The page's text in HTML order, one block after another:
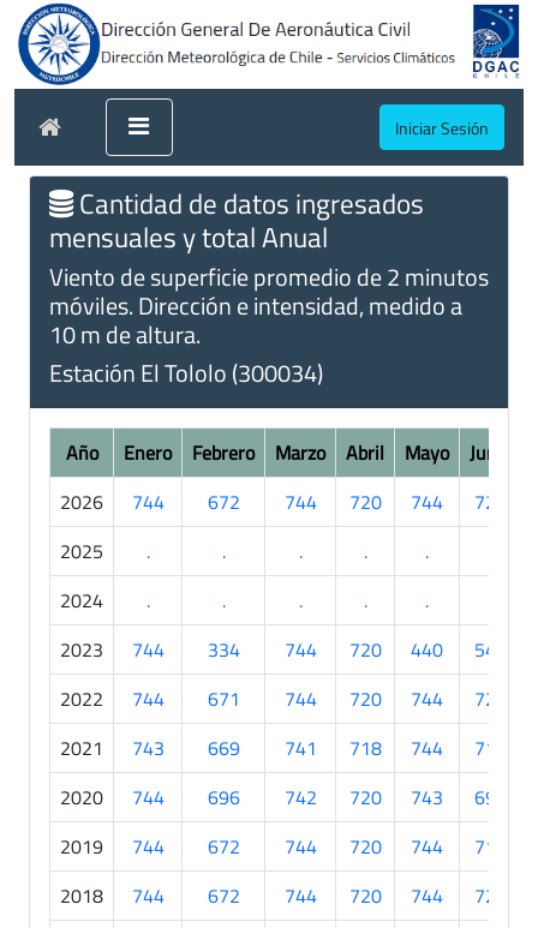
Iniciar Sesión
Cantidad de datos ingresados
mensuales y total Anual
Viento de superficie promedio de 2 minutos
móviles. Dirección e intensidad, medido a
10 m de altura.
Estación El Tololo (300034)
Año Enero Febrero Marzo Abril Mayo Junio
2026
744 672 744 720 744 720
2025
. . . . .
2024
. . . . .
2023
744 334 744 720 440 540
2022
744 671 744 720 744 720
2021
743 669 741 718 744 715
2020
744 696 742 720 743 692
2019
744 672 744 720 744 716
2018
744 672 744 720 744 720